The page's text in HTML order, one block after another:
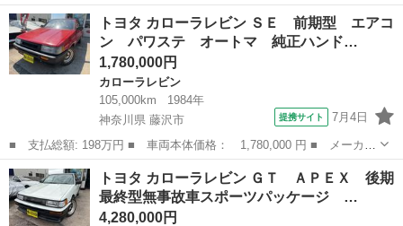
名： トヨタ ■ 車種名： カローラレビン ■ グレード名： ＧＴ
Ｖ ６２年最終型ハッチバック 純正色グレー黒バンパー エアコ
ン ノーマル...
神奈川 藤沢市 カローラレビン
トヨタ カローラレビン ＳＥ 前期型 エアコ
ン パワステ オートマ 純正ハンド…
1,780,000円
カローラレビン
105,000km
1984年
神奈川県 藤沢市
提携サイト 7月4日
■ 支払総額: 198万円 ■ 車両本体価格： 1,780,000 円 ■ メーカー
名： トヨタ ■ 車種名： カローラレビン ■ グレード名： Ｓ
Ｅ 前期型 エアコン パワステ オートマ 純正ハンドル エアロ
ダイナミック...
神奈川 藤沢市 カローラレビン
トヨタ カローラレビン ＧＴ ＡＰＥＸ 後期
最終型無事故車スポーツパッケージ …
4,280,000円